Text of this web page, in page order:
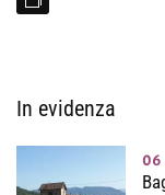
In evidenza
06